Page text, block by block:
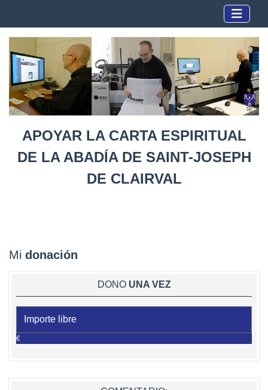
APOYAR LA CARTA ESPIRITUAL
DE LA ABADÍA DE SAINT-JOSEPH
DE CLAIRVAL
Mi donación
DONO UNA VEZ
€